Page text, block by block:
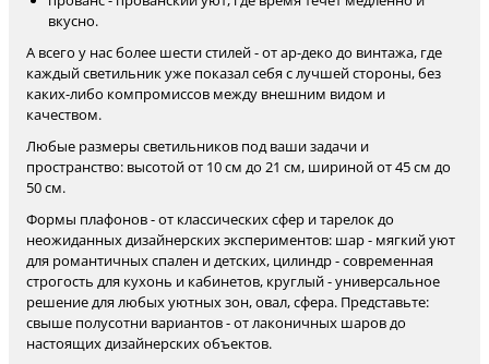
вкусно.
А всего у нас более шести стилей - от ар-деко до винтажа, где
каждый светильник уже показал себя с лучшей стороны, без
каких-либо компромиссов между внешним видом и
качеством.
Любые размеры светильников под ваши задачи и
пространство: высотой от 10 см до 21 см, шириной от 45 см до
50 см.
Формы плафонов - от классических сфер и тарелок до
неожиданных дизайнерских экспериментов: шар - мягкий уют
для романтичных спален и детских, цилиндр - современная
строгость для кухонь и кабинетов, круглый - универсальное
решение для любых уютных зон, овал, сфера. Представьте:
свыше полусотни вариантов - от лаконичных шаров до
настоящих дизайнерских объектов.